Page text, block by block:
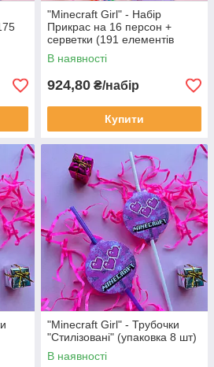
"Minecraft Girl" - Набір
Прикрас на 16 персон +
серветки (191 елементів
декора)
В наявності
924,80 ₴/набір
Купити
"Minecraft Girl" - Трубочки
"Стилізовані" (упаковка 8 шт)
В наявності